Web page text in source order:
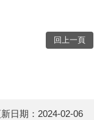
回上一頁
日期：2024-02-06